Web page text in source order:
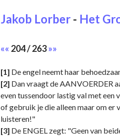
Jakob Lorber - Het
«« 204 / 263»»
[1] De engel neemt haar
[2] Dan vraagt de AANVOERDER
even tussendoor lastig val met
of gebruik je die alleen maar om er
luisteren!"
[3] De ENGEL zegt: "Geen van